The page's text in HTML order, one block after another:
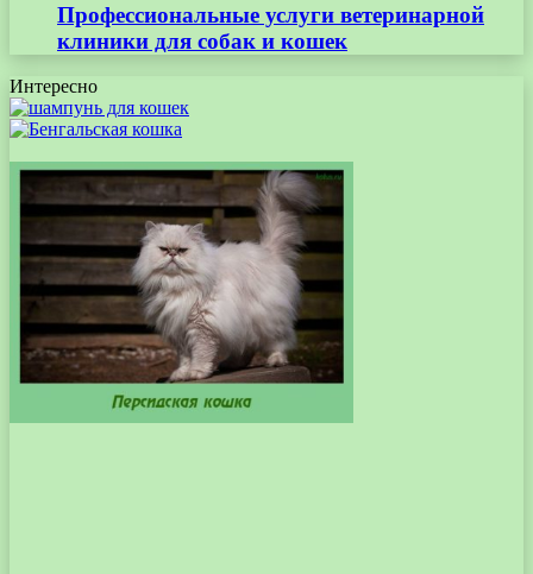
Профессиональные услуги ветеринарной
клиники для собак и кошек
Интересно